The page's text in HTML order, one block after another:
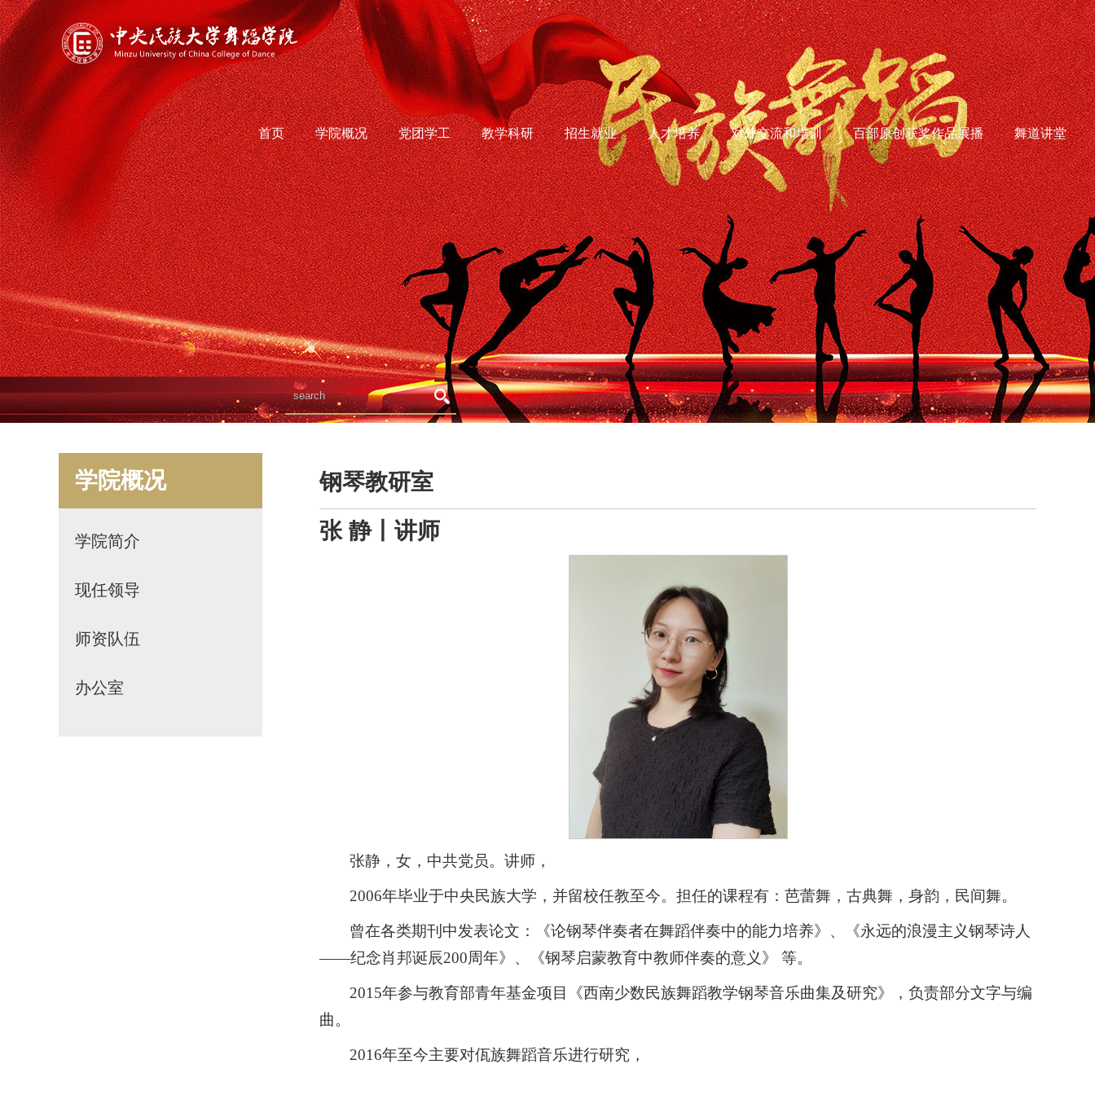
首页 学院概况 党团学工 教学科研 招生就业 人才培养 对外交流和培训 百部原创获奖作品展播 舞道讲堂
学院概况
学院简介
现任领导
师资队伍
办公室
钢琴教研室
张 静丨讲师
张静，女，中共党员。讲师，
2006年毕业于中央民族大学，并留校任教至今。担任的课程有：芭蕾舞，古典舞，身韵，民间舞。
曾在各类期刊中发表论文：《论钢琴伴奏者在舞蹈伴奏中的能力培养》、《永远的浪漫主义钢琴诗人
——纪念肖邦诞辰200周年》、《钢琴启蒙教育中教师伴奏的意义》 等。
2015年参与教育部青年基金项目《西南少数民族舞蹈教学钢琴音乐曲集及研究》，负责部分文字与编
曲。
2016年至今主要对佤族舞蹈音乐进行研究，